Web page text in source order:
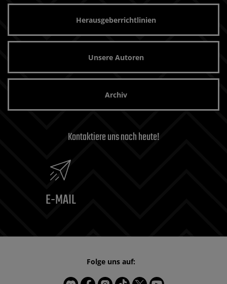
Herausgeberrichtlinien
Unsere Autoren
Archiv
Kontaktiere uns noch heute!
E-MAIL
Folge uns auf: